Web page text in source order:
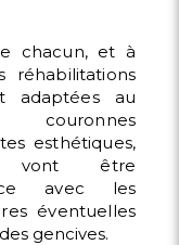
chacun, et à
réhabilitations
adaptées au
esthétiques,
vont être
avec les
éventuelles
des gencives.